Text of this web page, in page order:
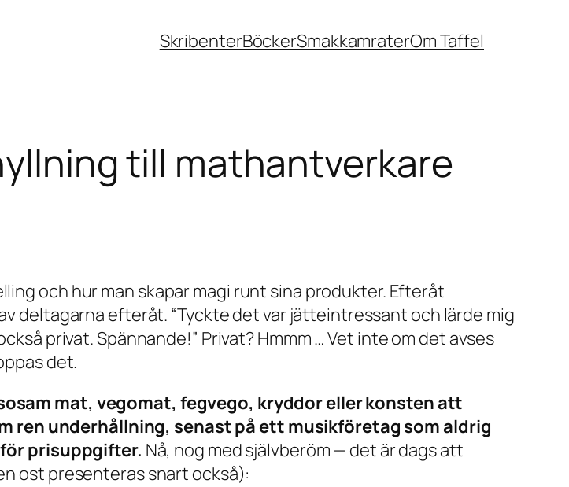
SkribenterBöckerSmakkamraterOm Taffel
till mathantverkare
och hur man skapar magi runt sina produkter. Efteråt
deltagarna efteråt. “Tyckte det var jätteintressant och lärde mig
privat. Spännande!” Privat? Hmmm … Vet inte om det avses
det.
mat, vegomat, fegvego, kryddor eller konsten att
ren underhållning, senast på ett musikföretag som aldrig
prisuppgifter. Nå, nog med självberöm — det är dags att
ost presenteras snart också):